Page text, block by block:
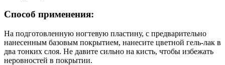
Способ применения:
На подготовленную ногтевую пластину, с предварительно
нанесенным базовым покрытием, нанесите цветной гель-лак в
два тонких слоя. Не давите сильно на кисть, чтобы избежать
неровностей в покрытии.